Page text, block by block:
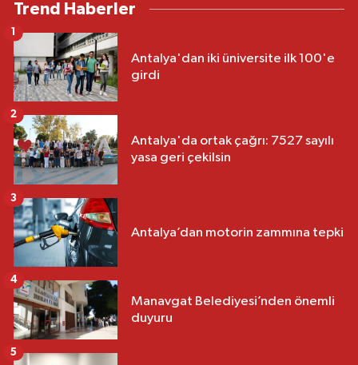
Trend Haberler
Antalya'dan iki üniversite ilk 100'e
girdi
Antalya'da ortak çağrı: 7527 sayılı
yasa geri çekilsin
2
Antalya’dan motorin zammına tepki
3
Manavgat Belediyesi’nden önemli
duyuru
4
5